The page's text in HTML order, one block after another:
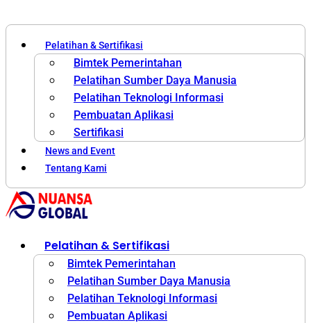
Pelatihan & Sertifikasi
Bimtek Pemerintahan
Pelatihan Sumber Daya Manusia
Pelatihan Teknologi Informasi
Pembuatan Aplikasi
Sertifikasi
News and Event
Tentang Kami
Pelatihan & Sertifikasi
Bimtek Pemerintahan
Pelatihan Sumber Daya Manusia
Pelatihan Teknologi Informasi
Pembuatan Aplikasi